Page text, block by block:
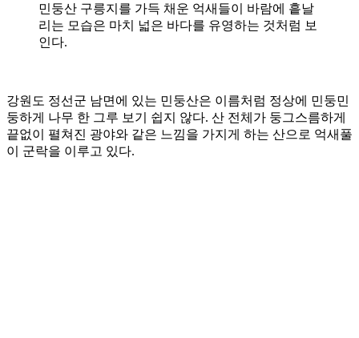
민둥산 구릉지를 가득 채운 억새들이 바람에 흩날
리는 모습은 마치 넓은 바다를 유영하는 것처럼 보
인다.
강원도 정선군 남면에 있는 민둥산은 이름처럼 정상에 민둥민
둥하게 나무 한 그루 보기 쉽지 않다. 산 전체가 둥그스름하게
끝없이 펼쳐진 광야와 같은 느낌을 가지게 하는 산으로 억새풀
이 군락을 이루고 있다.